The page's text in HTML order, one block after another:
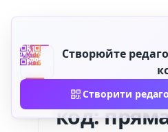
Як
код:
Створюйте
Створити